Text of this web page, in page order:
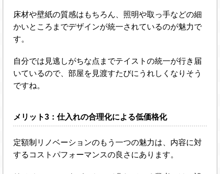
床材や壁紙の質感はもちろん、照明や取っ手などの細
かいところまでデザインが統一されているのが魅力で
す。
自分では見逃しがちな点までテイストの統一が行き届
いているので、部屋を見渡すたびにうれしくなりそう
ですね。
メリット3：仕入れの合理化による低価格化
定額制リノベーションのもう一つの魅力は、内容に対
するコストパフォーマンスの良さにあります。